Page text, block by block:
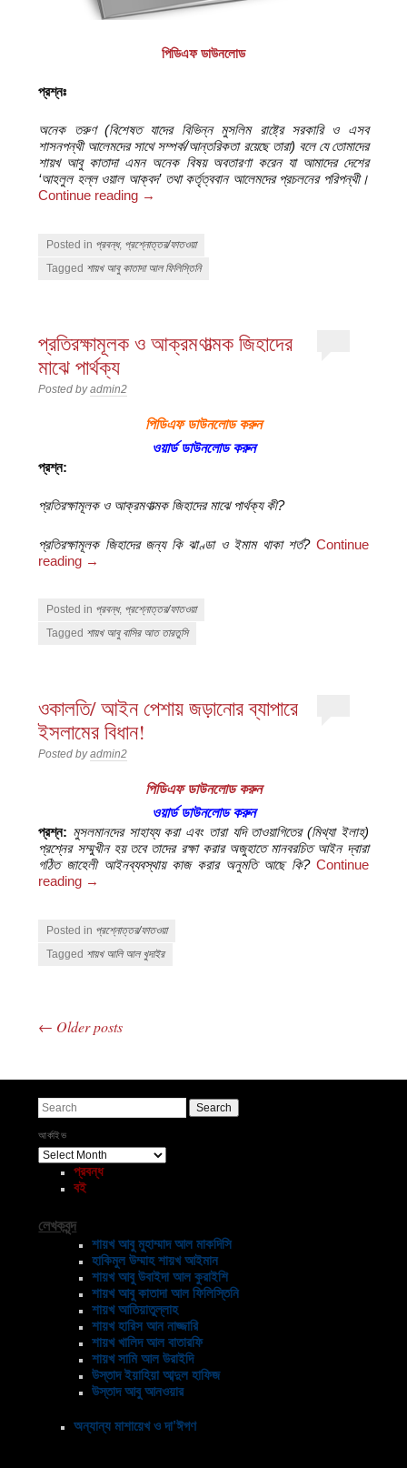
পিডিএফ ডাউনলোড
প্রশ্নঃ
অনেক তরুণ (বিশেষত যাদের বিভিন্ন মুসলিম রাষ্ট্রে সরকারি ও এসব
শাসনপন্থআলেমদের সাথে সম্পর্ক/আন্তরিকতা রয়েছে তারা) বলে যে তোমাদের
শায়খ আবু কাতাদা এমন অনেক বিষয় অবতারণাকরেন যা আমাদের দেশের
‘আহলুলহল্ল ওয়ালআক্বদ’ তথা কর্তৃত্ববান আলেমদের প্রচলনের পরিপন্থ।
Continue reading →
Posted in প্রবন্ধ, প্রশ্নোত্তর/ফাতওয়া
Tagged শায়খ আবু কাতাদা আল ফিলিস্তিনি
প্রতিরক্ষামূলক ও আক্রমণাত্মক জিহাদের
মাঝে পার্থক্য
Posted byadmin2
পিডিএফ ডাউনলোড করুন
ওয়ার্ড ডাউনলোড করুন
প্রশ্ন:
প্রতিরক্ষামূলক ও আক্রমণাত্মক জিহাদের মাঝে পার্থক্য কী?
প্রতিরক্ষামূলক জিহাদের জন্য কি ঝাণ্ডা ও ইমাম থাকা শর্ত? Continue
reading →
Posted in প্রবন্ধ, প্রশ্নোত্তর/ফাতওয়া
Tagged শায়খ আবু বাসির আত তারতুসি
ওকালতি/ আইন পেশায় জড়ানোর ব্যাপারে
ইসলামের বিধান!
Posted byadmin2
পিডিএফ ডাউনলোড করুন
ওয়ার্ড ডাউনলোড করুন
প্রশ্ন: মুসলমানদের সাহায্য করা এবং তারা যদি তাওয়াগিতের (মিথ্যা ইলাহ)
প্রশ্নের সম্মুখীন হয় তবে তাদের রক্ষা করার অজুহাতে মানবরচিত আইন দ্বারা
গঠিত জাহেলী আইনব্যবস্থায় কাজ করার অনুমতি আছে কি? Continue
reading →
Posted in প্রশ্নোত্তর/ফাতওয়া
Tagged শায়খ আলি আল খুদাইর
Post navigation
← Older posts
Search
আর্কাইভ
আর্কাইভ
প্রবন্ধ
বই
লেখকবৃন্দ
শায়খ আবু মুহাম্মাদ আল মাকদিসি
হাকিমুল উম্মাহ শায়খ আইমান
শায়খ আবু উবাইদা আল কুরাইশি
শায়খ আবু কাতাদা আল ফিলিস্তিনি
শায়খ আতিয়াতুল্লাহ
শায়খ হারিস আন নাজ্জারি
শায়খ খালিদ আল বাতারফি
শায়খ সামি আল উরাইদি
উস্তাদ ইয়াহিয়া আব্দুল হাফিজ
উস্তাদ আবু আনওয়ার
অন্যান্য মাশায়েখ ও দা’ঈগণ